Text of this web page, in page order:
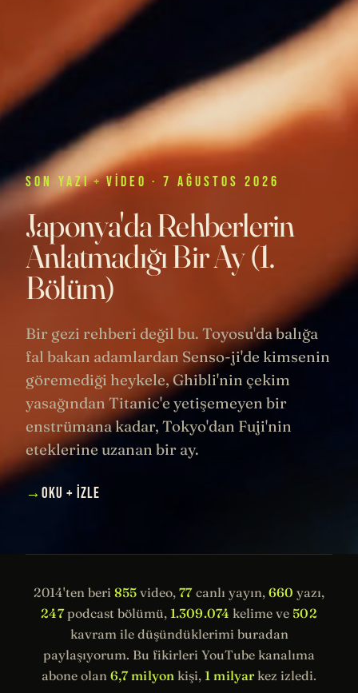
SON YAZI + VIDEO · 7 AĞUSTOS 2026
Japonya'da Rehberlerin
Anlatmadığı Bir Ay (1.
Bölüm)
Bir gezi rehberi değil bu. Toyosu'da balığa
fal bakan adamlardan Senso-ji'de kimsenin
göremediği heykele, Ghibli'nin çekim
yasağından Titanic'e yetişemeyen bir
enstrümana kadar, Tokyo'dan Fuji'nin
eteklerine uzanan bir ay.
→ OKU + İZLE
2014'ten beri 855 video,77canlı yayın, 660 yazı,
247podcast bölümü, 1.309.074 kelime ve 502
kavram ile düşündüklerimi buradan
paylaşıyorum. Bu fikirleri YouTube kanalıma
abone olan 6,7 milyon kişi, 1 milyarkez izledi.